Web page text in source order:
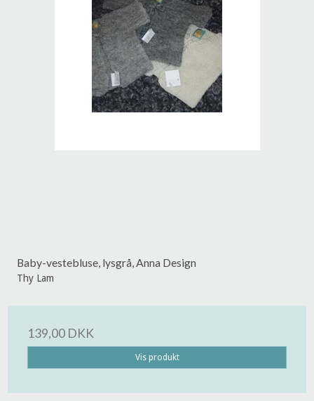
Baby-vestebluse, lysgrå, Anna Design
Thy Lam
139,00 DKK
Vis produkt